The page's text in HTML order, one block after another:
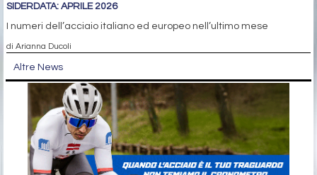
SIDERDATA: APRILE 2026
I numeri dell’acciaio italiano ed europeo nell’ultimo mese
di Arianna Ducoli
Altre News